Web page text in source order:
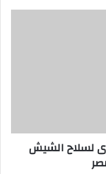
لسلاح الشيش